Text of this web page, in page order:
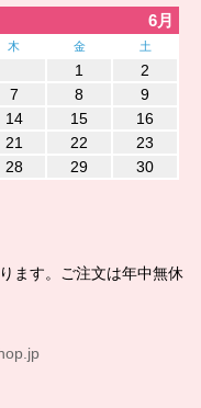
6月
木 金 土
1
2
7 8
9
14 15
16
21 22
23
28 29 30
ます。ご注文は年中無休